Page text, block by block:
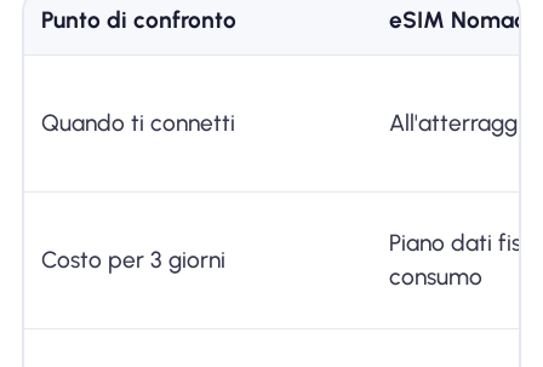
Punto di confronto eSIM Nomade
Quando ti connetti
Costo per 3 giorni
Piano dati
consumo